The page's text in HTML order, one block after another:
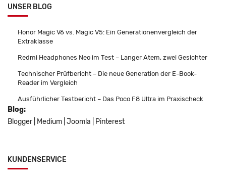
UNSER BLOG
Honor Magic V6 vs. Magic V5: Ein Generationenvergleich der
Extraklasse
Redmi Headphones Neo im Test – Langer Atem, zwei Gesichter
Technischer Prüfbericht – Die neue Generation der E-Book-
Reader im Vergleich
Ausführlicher Testbericht – Das Poco F8 Ultra im Praxischeck
Blog:
Blogger
Medium Joomla Pinterest
KUNDENSERVICE